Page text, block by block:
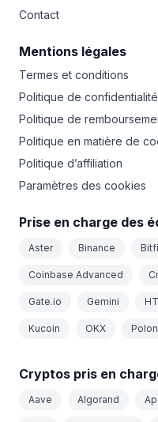
Contact
Mentions légales
Termes et conditions
Politique de confidentialité
Politique de
Politique en matière de
Politique d’affiliation
Paramètres des cookies
Prise en charge des
Aster Binance
Coinbase Advanced
Gate.io Gemini
Kucoin OKX
Cryptos pris en
Aave Algorand